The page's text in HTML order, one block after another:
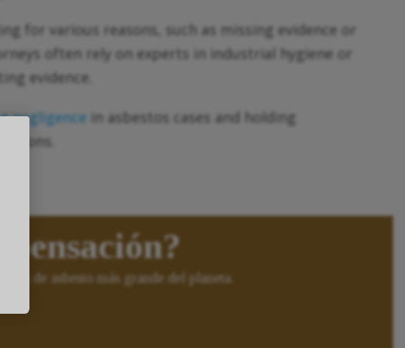
for various reasons, such as missing evidence or
often rely on experts in industrial hygiene or
evidence.
negligence in asbestos cases and holding
de asbesto más grande del planeta.